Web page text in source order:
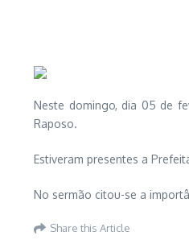
Neste domingo, dia 05 de
Raposo.
Estiveram presentes a
No sermão citou-se a
Share this Article